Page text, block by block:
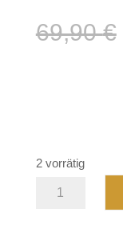
69,90€
2 vorrätig
PNI